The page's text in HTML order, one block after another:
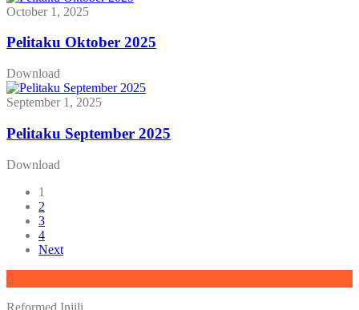
October 1, 2025
Pelitaku Oktober 2025
Download
September 1, 2025
Pelitaku September 2025
Download
1
2
3
4
Next
Reformed Injili